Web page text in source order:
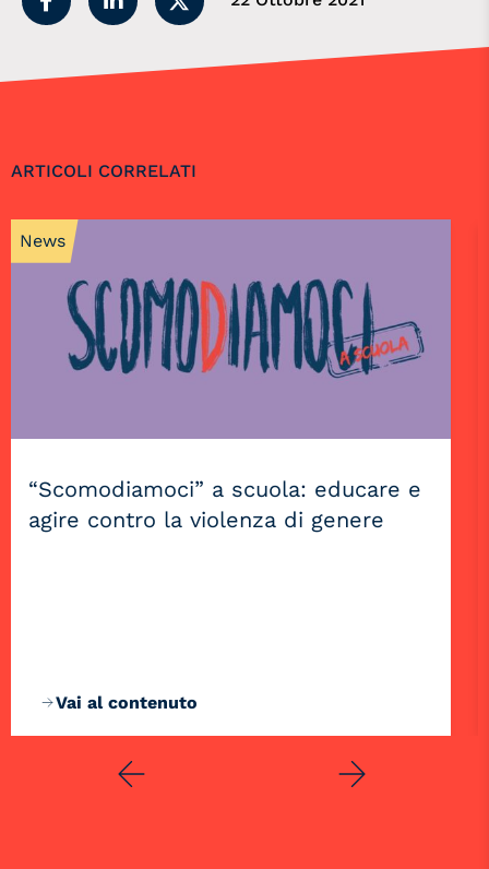
ARTICOLI CORRELATI
News
“Scomodiamoci” a scuola: educare e
agire contro la violenza di genere
Vai al contenuto